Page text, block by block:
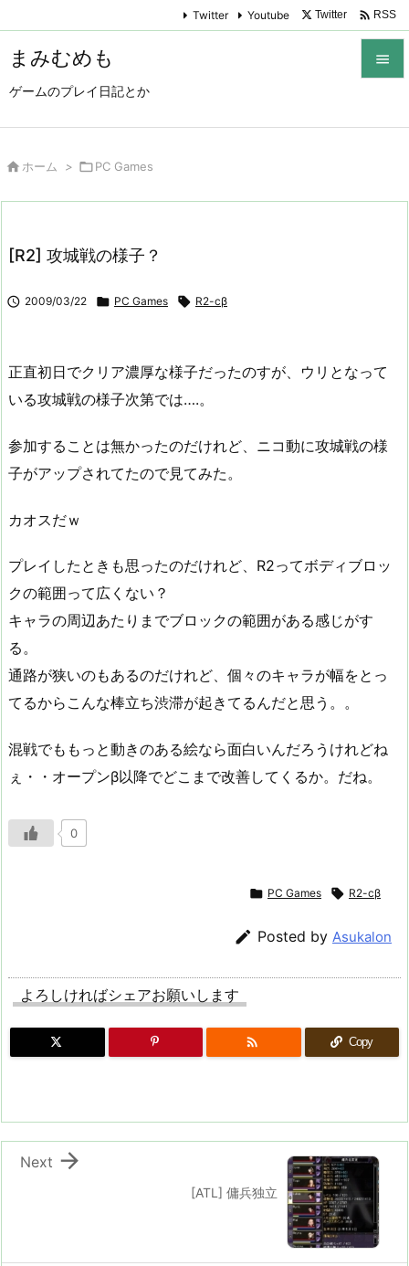
まみむめも
ゲームのプレイ日記とか

Twitter Youtube Twitter  RSS
 ホーム > PC Games
[R2] 攻城戦の様子？
 2009/03/22  PC Games  R2-cβ
正直初日でクリア濃厚な様子だったのすが、ウリとなって
いる攻城戦の様子次第では….。
参加することは無かったのだけれど、ニコ動に攻城戦の様
子がアップされてたので見てみた。
カオスだｗ
プレイしたときも思ったのだけれど、R2ってボディブロッ
クの範囲って広くない？
キャラの周辺あたりまでブロックの範囲がある感じがす
る。
通路が狭いのもあるのだけれど、個々のキャラが幅をとっ
てるからこんな棒立ち渋滞が起きてるんだと思う。。
混戦でももっと動きのある絵なら面白いんだろうけれどね
ぇ・・オープンβ以降でどこまで改善してくるか。だね。
0
 PC Games  R2-cβ
 Posted by Asukalon
よろしければシェアお願いします
 Copy
[ATL] 傭兵独立

Next